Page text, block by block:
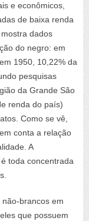
e econômicos,
de baixa renda
dados
do negro: em
1950, 10,22% da
pesquisas
da Grande São
renda do país)
Como se vê,
conta a relação
A
toda concentrada
brancos em
que possuem